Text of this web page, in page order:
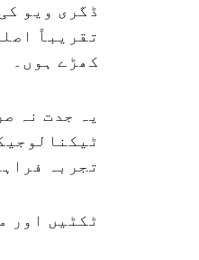
ڈگری ویو
کھڑے ہوں۔
تجربہ
ٹکٹیں اور